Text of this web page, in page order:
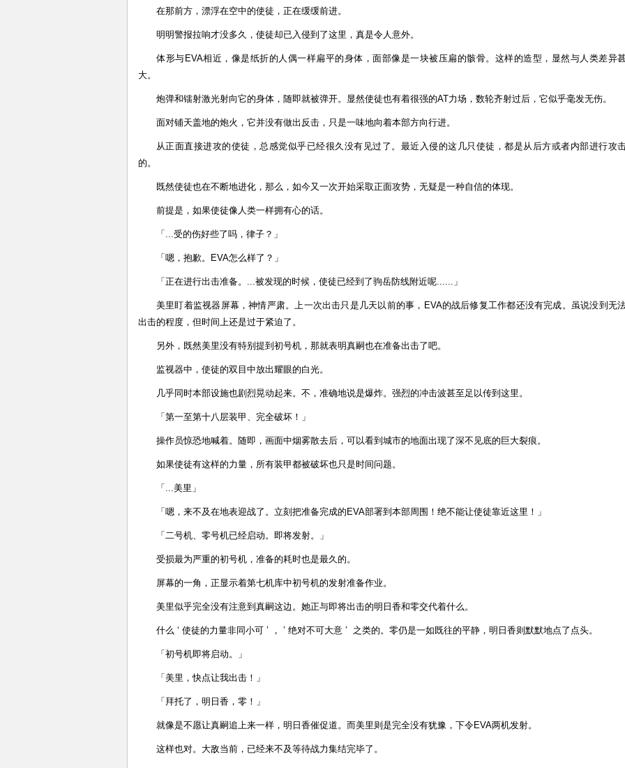
章
话
在那前方，漂浮在空中的使徒，正在缓缓前进。
明明警报拉响才没多久，使徒却已入侵到了这里，真是令人意外。
体形与EVA相近，像是纸折的人偶一样扁平的身体，面部像是一块被压扁的骸骨。这样的造型，显然与人类差异
大。
炮弹和镭射激光射向它的身体，随即就被弹开。显然使徒也有着很强的AT力场，数轮齐射过后，它似乎毫发无伤。
面对铺天盖地的炮火，它并没有做出反击，只是一味地向着本部方向行进。
从正面直接进攻的使徒，总感觉似乎已经很久没有见过了。最近入侵的这几只使徒，都是从后方或者内部进行攻
的。
既然使徒也在不断地进化，那么，如今又一次开始采取正面攻势，无疑是一种自信的体现。
前提是，如果使徒像人类一样拥有心的话。
「...受的伤好些了吗，律子？」
「嗯，抱歉。EVA怎么样了？」
「正在进行出击准备。...被发现的时候，使徒已经到了驹岳防线附近呢......」
美里盯着监视器屏幕，神情严肃。上一次出击只是几天以前的事，EVA的战后修复工作都还没有完成。虽说没到无
出击的程度，但时间上还是过于紧迫了。
另外，既然美里没有特别提到初号机，那就表明真嗣也在准备出击了吧。
监视器中，使徒的双目中放出耀眼的白光。
几乎同时本部设施也剧烈晃动起来。不，准确地说是爆炸。强烈的冲击波甚至足以传到这里。
「第一至第十八层装甲、完全破坏！」
操作员惊恐地喊着。随即，画面中烟雾散去后，可以看到城市的地面出现了深不见底的巨大裂痕。
如果使徒有这样的力量，所有装甲都被破坏也只是时间问题。
「...美里」
「嗯，来不及在地表迎战了。立刻把准备完成的EVA部署到本部周围！绝不能让使徒靠近这里！」
「二号机、零号机已经启动。即将发射。」
受损最为严重的初号机，准备的耗时也是最久的。
屏幕的一角，正显示着第七机库中初号机的发射准备作业。
美里似乎完全没有注意到真嗣这边。她正与即将出击的明日香和零交代着什么。
什么 ‘ 使徒的力量非同小可 ’ ， ’ 绝对不可大意 ’ 之类的。零仍是一如既往的平静，明日香则默默地点了点头。
「初号机即将启动。」
「美里，快点让我出击！」
「拜托了，明日香，零！」
就像是不愿让真嗣追上来一样，明日香催促道。而美里则是完全没有犹豫，下令EVA两机发射。
这样也对。大敌当前，已经来不及等待战力集结完毕了。